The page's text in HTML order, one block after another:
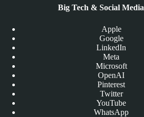
Big Tech & Social Media
Apple
Google
LinkedIn
Meta
Microsoft
OpenAI
Pinterest
Twitter
YouTube
WhatsApp